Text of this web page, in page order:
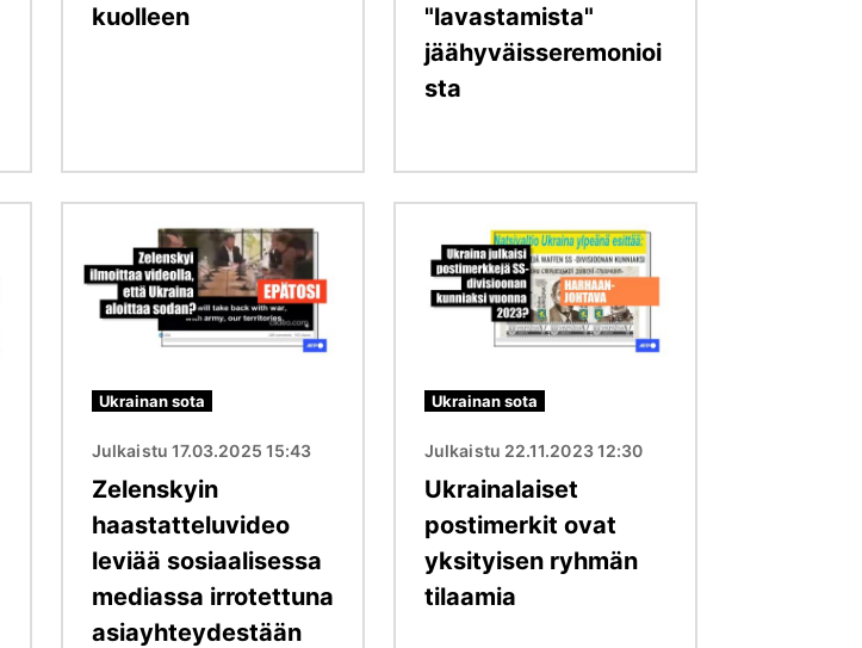
kuolleen
"lavastamista"
jäähyväisseremonioi
sta
Ukrainan sota
Julkaistu 17.03.2025 15:43
Zelenskyin
haastatteluvideo
leviää sosiaalisessa
mediassa irrotettuna
asiayhteydestään
Ukrainan sota
Julkaistu 22.11.2023 12:30
Ukrainalaiset
postimerkit ovat
yksityisen ryhmän
tilaamia